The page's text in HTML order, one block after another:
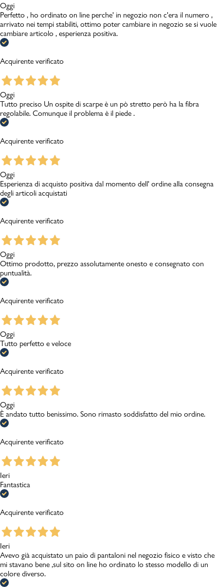
Oggi
Perfetto , ho ordinato on line perche' in negozio non c'era il numero ,
arrivato nei tempi stabiliti, ottimo poter cambiare in negozio se si vuole
cambiare articolo , esperienza positiva.
Acquirente verificato
Oggi
Tutto preciso Un ospite di scarpe è un pò stretto però ha la fibra
regolabile. Comunque il problema è il piede .
Acquirente verificato
Oggi
Esperienza di acquisto positiva dal momento dell' ordine alla consegna
degli articoli acquistati
Acquirente verificato
Oggi
Ottimo prodotto, prezzo assolutamente onesto e consegnato con
puntualità.
Acquirente verificato
Oggi
Tutto perfetto e veloce
Acquirente verificato
Oggi
È andato tutto benissimo. Sono rimasto soddisfatto del mio ordine.
Acquirente verificato
Ieri
Fantastica
Acquirente verificato
Ieri
Avevo già acquistato un paio di pantaloni nel negozio fisico e visto che
mi stavano bene ,sul sito on line ho ordinato lo stesso modello di un
colore diverso.